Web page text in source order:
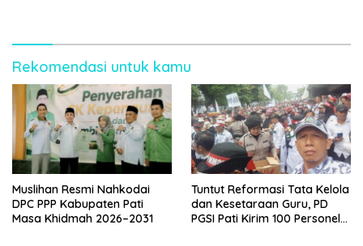
Rekomendasi untuk kamu
Muslihan Resmi Nahkodai
DPC PPP Kabupaten Pati
Masa Khidmah 2026–2031
Tuntut Reformasi Tata Kelola
dan Kesetaraan Guru, PD
PGSI Pati Kirim 100 Personel